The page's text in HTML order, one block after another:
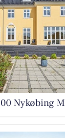
Nykøbing M